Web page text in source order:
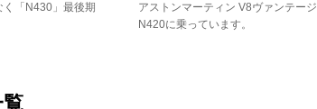
く「N430」最後期
アストンマーティン V8ヴァンテージ
N420に乗っています。